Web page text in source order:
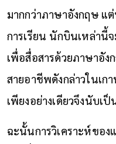
มากกว่าภาษาอังกฤษ แ
การเรียน นักบินเหล่านี้จ
เพื่อสื่อสารด้วยภาษาอัง
สายอาชีพดังกล่าวในเก
เพียงอย่างเดียวจึงนับเ
ฉะนั้นการวิเคราะห์ของ